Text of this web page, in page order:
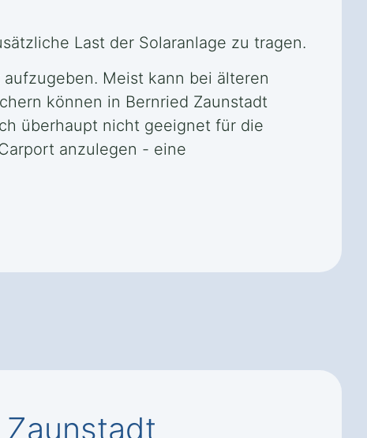
Last der Solaranlage zu tragen.
Meist kann bei älteren
können in Bernried Zaunstadt
überhaupt nicht geeignet für die
anzulegen - eine
Zaunstadt